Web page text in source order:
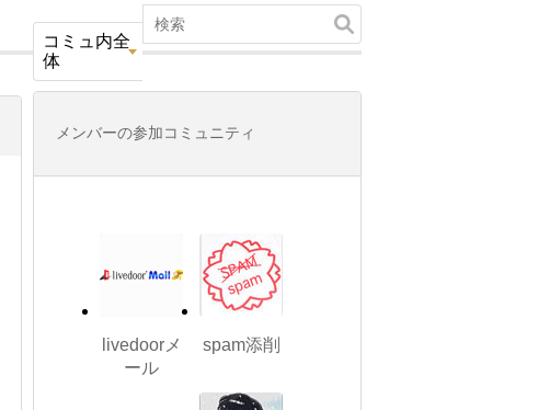
コミュ内全
体
メンバーの参加コミュニティ
livedoorメ
ール
spam添削